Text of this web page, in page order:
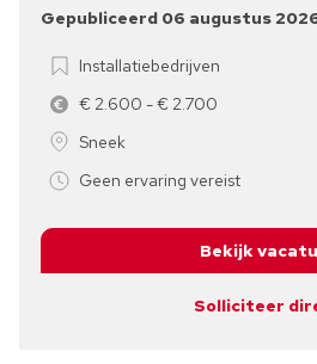
Gepubliceerd 06 augustus
Installatiebedrijven
€ 2.600 - € 2.700
Sneek
Geen ervaring vereist
Solliciteer
Bekijk